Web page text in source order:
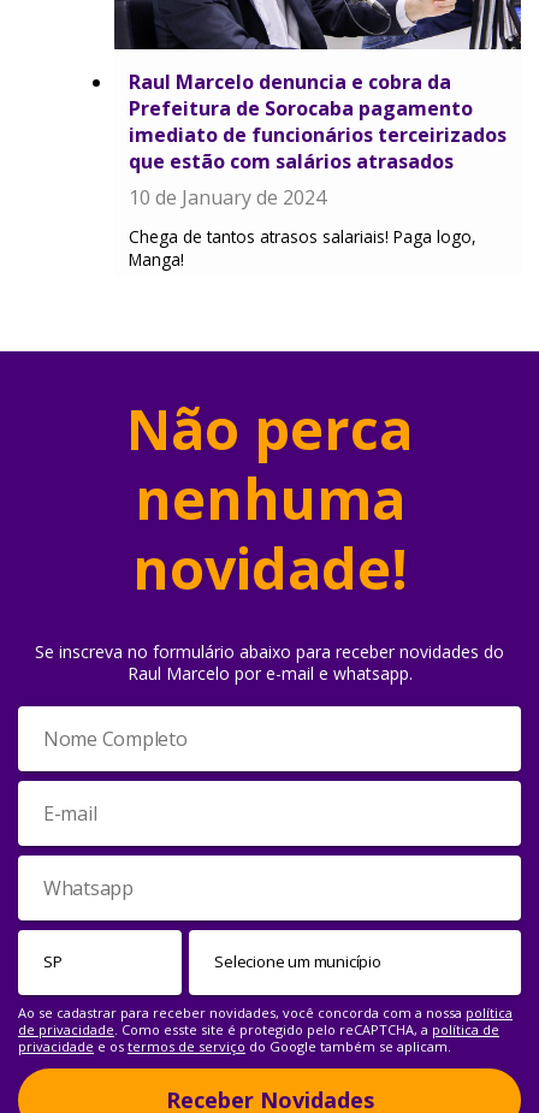
Raul Marcelo denuncia e cobra da
Prefeitura de Sorocaba pagamento
imediato de funcionários terceirizados
que estão com salários atrasados
10 de January de 2024
Chega de tantos atrasos salariais! Paga logo,
Manga!
Não perca
nenhuma
novidade!
Se inscreva no formulário abaixo para receber novidades do
Raul Marcelo por e-mail e whatsapp.
Ao se cadastrar para receber novidades, você concorda com a nossa política
de privacidade. Como esste site é protegido pelo reCAPTCHA, a política de
privacidade e os termos de serviço do Google também se aplicam.
Receber Novidades